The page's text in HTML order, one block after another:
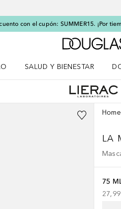
con el cupón: SUMMER15. ¡Por
SALUD Y BIENESTAR
LA
75
27,99